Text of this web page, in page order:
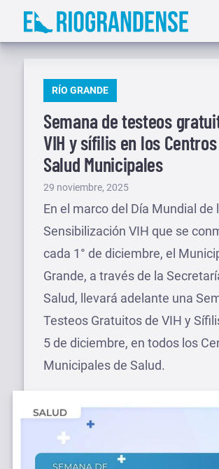
Saltar
PUBLICADO
RÍO GRANDE
Semana de testeos
VIH y sífilis en los
Salud Municipales
Publicado
el
29 noviembre, 2025
En el marco del Día Mundial de
Sensibilización VIH que se
cada 1° de diciembre, el
Grande, a través de la
Salud, llevará adelante una
Testeos Gratuitos de VIH y
5 de diciembre, en todos los
Municipales de Salud.